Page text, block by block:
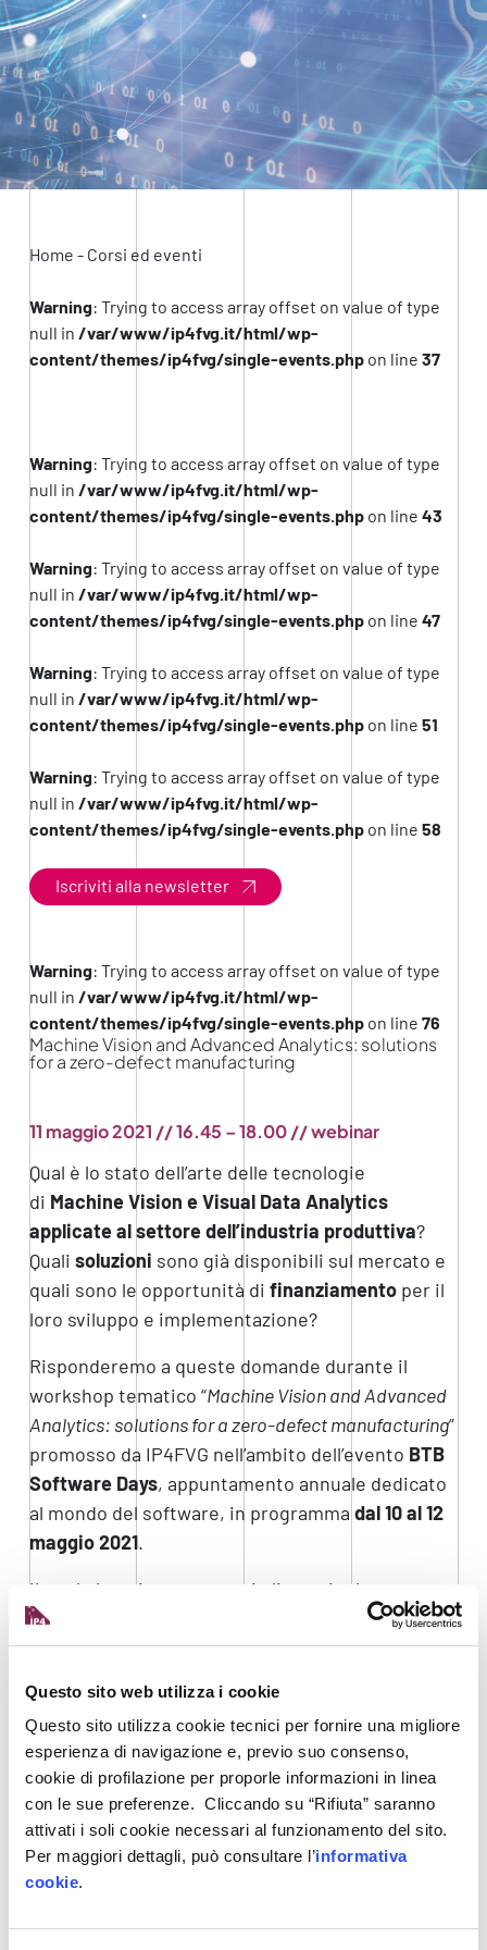
Questo sito web utilizza i cookie
Questo sito utilizza cookie tecnici per fornire una migliore
esperienza di navigazione e, previo suo consenso,
cookie di profilazione per proporle informazioni in linea
con le sue preferenze. Cliccando su “Rifiuta” saranno
attivati i soli cookie necessari al funzionamento del sito.
Per maggiori dettagli, può consultare l’informativa
cookie.
Home - Corsi ed eventi
Warning: Trying to access array offset on value of type
null in /var/www/ip4fvg.it/html/wp-
content/themes/ip4fvg/single-events.phpon line 37
Warning: Trying to access array offset on value of type
null in /var/www/ip4fvg.it/html/wp-
content/themes/ip4fvg/single-events.phpon line 43
Warning: Trying to access array offset on value of type
null in /var/www/ip4fvg.it/html/wp-
content/themes/ip4fvg/single-events.phpon line 47
Warning: Trying to access array offset on value of type
null in /var/www/ip4fvg.it/html/wp-
content/themes/ip4fvg/single-events.phpon line 51
Warning: Trying to access array offset on value of type
null in /var/www/ip4fvg.it/html/wp-
content/themes/ip4fvg/single-events.phpon line 58
Iscriviti alla newsletter
Warning: Trying to access array offset on value of type
null in /var/www/ip4fvg.it/html/wp-
content/themes/ip4fvg/single-events.phpon line 76
Machine Vision and Advanced Analytics: solutions
for a zero-defect manufacturing
11 maggio 2021 // 16.45 – 18.00 // webinar
Qual è lo stato dell’arte delle tecnologie
di Machine Vision e Visual Data Analytics
applicate al settore dell’industria produttiva?
Quali soluzioni sono già disponibili sul mercato e
quali sono le opportunità di finanziamentoper il
loro sviluppo e implementazione?
Risponderemo a queste domande durante il
workshop tematico “Machine Vision and Advanced
Analytics: solutions for a zero-defect manufacturing”
promosso da IP4FVG nell’ambito dell’evento BTB
Software Days, appuntamento annuale dedicato
al mondo del software, in programma dal 10 al12
maggio 2021.
Il workshop, interamente in lingua inglese,
affronterà il tema delle tecnologie e soluzioni di
Machine Vision e Advanced Analytics applicate
controllo qualità. La panoramica sulle
e le possibilità offerte dallesoluzionigià presenti
sul mercato, sarà affiancata dal racconto dicase-
history di successo
Durante il workshop saranno inoltre presentati i
finanziamenti a cascatadellaZero Defect
opportunità per imprese e centri di ricerca che